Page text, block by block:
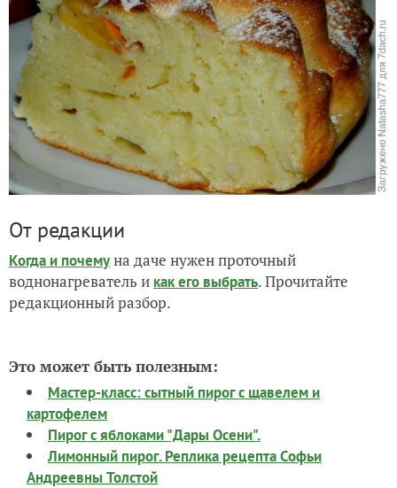
От редакции
Когда и почемуна даче нужен проточный
воднонагреватель и как его выбрать. Прочитайте
редакционный разбор.
Это может быть полезным:
Мастер-класс: сытный пирог с щавелем и
картофелем
Пирог с яблоками "Дары Осени".
Лимонный пирог. Реплика рецепта Софьи
Андреевны Толстой